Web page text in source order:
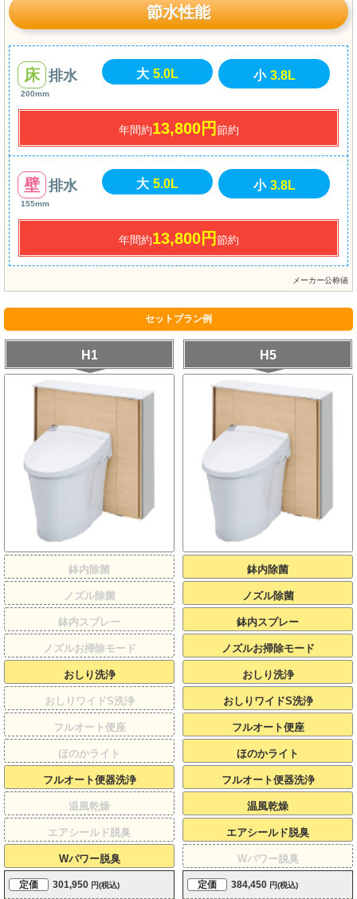
節水性能
床 排水
200mm
大 5.0L 小 3.8L
年間約13,800円節約
壁 排水
155mm
大 5.0L 小 3.8L
年間約13,800円節約
メーカー公称値
セットプラン例
H1
鉢内除菌
ノズル除菌
鉢内スプレー
ノズルお掃除モード
おしり洗浄
おしりワイドS洗浄
フルオート便座
ほのかライト
フルオート便器洗浄
温風乾燥
エアシールド脱臭
Wパワー脱臭
定価 301,950 円(税込)
H5
鉢内除菌
ノズル除菌
鉢内スプレー
ノズルお掃除モード
おしり洗浄
おしりワイドS洗浄
フルオート便座
ほのかライト
フルオート便器洗浄
温風乾燥
エアシールド脱臭
Wパワー脱臭
定価 384,450 円(税込)